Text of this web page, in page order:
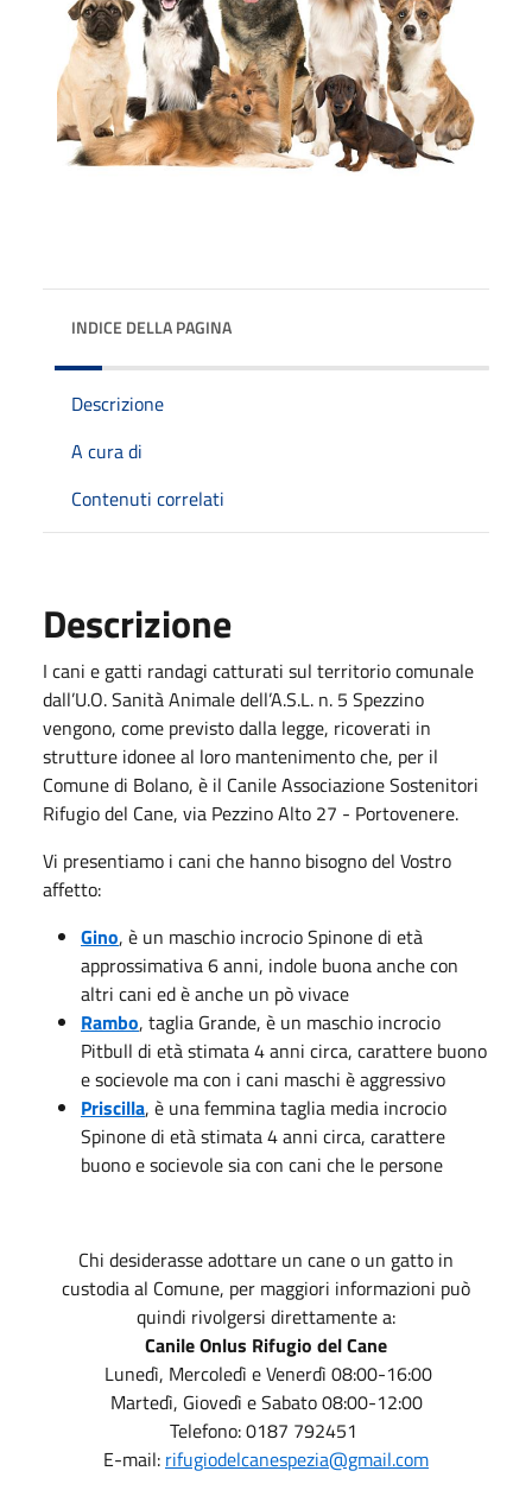
INDICE DELLA PAGINA
Descrizione
A cura di
Contenuti correlati
Descrizione
I cani e gatti randagi catturati sul territorio comunale
dall’U.O. Sanità Animale dell’A.S.L. n. 5 Spezzino
vengono, come previsto dalla legge, ricoverati in
strutture idonee al loro mantenimento che, per il
Comune di Bolano, è il Canile Associazione Sostenitori
Rifugio del Cane, via Pezzino Alto 27 - Portovenere.
Vi presentiamo i cani che hanno bisogno del Vostro
affetto:
Gino, è un maschio incrocio Spinone di età
approssimativa 6 anni, indole buona anche con
altri cani ed è anche un pò vivace
Rambo, taglia Grande, è un maschio incrocio
Pitbull di età stimata 4 anni circa, carattere buono
e socievole ma con i cani maschi è aggressivo
Priscilla, è una femmina taglia media incrocio
Spinone di età stimata 4 anni circa, carattere
buono e socievole sia con cani che le persone
Chi desiderasse adottare un cane o un gatto in
custodia al Comune, per maggiori informazioni può
quindi rivolgersi direttamente a:
Canile Onlus Rifugio del Cane
Lunedì, Mercoledì e Venerdì 08:00-16:00
Martedì, Giovedì e Sabato 08:00-12:00
Telefono: 0187 792451
E-mail: rifugiodelcanespezia@gmail.com